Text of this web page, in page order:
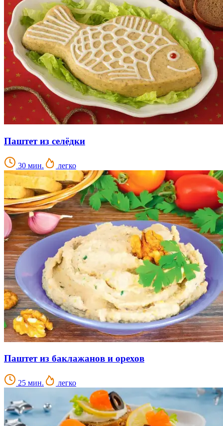
Паштет из селёдки
30 мин. легко
Паштет из баклажанов и орехов
25 мин. легко